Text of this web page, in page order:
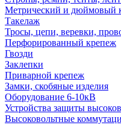
Метрический и дюймовый
Такелаж
Тросы, цепи, веревки,
Перфорированный крепеж
Гвозди
Заклепки
Приварной крепеж
Замки, скобяные изделия
Оборудование 6-10кВ
Устройства защиты
Высоковольтные